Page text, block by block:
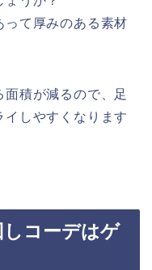
って厚みのある素材
積が減るので、足
イしやすくなります
コーデはゲ